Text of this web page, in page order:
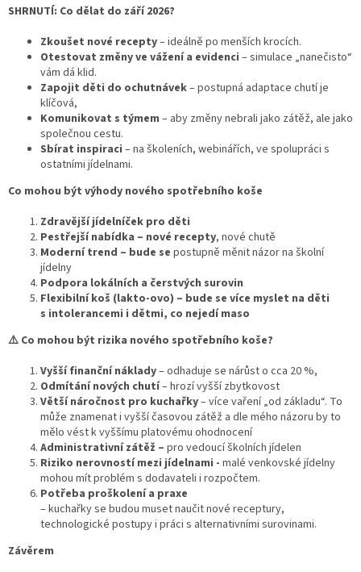
SHRNUTÍ: Co dělat do září 2026?
Zkoušet nové recepty– ideálně po menších krocích.
Otestovat změny ve vážení a evidenci – simulace „nanečisto“
vám dá klid.
Zapojit děti do ochutnávek– postupná adaptace chutí je
klíčová,
Komunikovat s týmem – aby změny nebrali jako zátěž, ale jako
společnou cestu.
Sbírat inspiraci – na školeních, webinářích, ve spolupráci s
ostatními jídelnami.
Co mohou být výhody nového spotřebního koše
Zdravější jídelníček pro děti
Pestřejší nabídka – nové recepty, nové chutě
Moderní trend – bude se postupně měnit názor na školní
jídelny
Podpora lokálních a čerstvých surovin
Flexibilní koš (lakto-ovo) – bude se více myslet na děti
s intolerancemi i dětmi, co nejedí maso
⚠️ Co mohou být rizika nového spotřebního koše?
Vyšší finanční náklady– odhaduje se nárůst o cca 20 %,
Odmítání nových chutí– hrozí vyšší zbytkovost
Větší náročnost pro kuchařky– více vaření „od základu“. To
může znamenat i vyšší časovou zátěž a dle mého názoru by to
mělo vést k vyššímu platovému ohodnocení
Administrativní zátěž – pro vedoucí školních jídelen
Riziko nerovností mezi jídelnami - malé venkovské jídelny
mohou mít problém s dodavateli i rozpočtem.
Potřeba proškolení a praxe
– kuchařky se budou muset naučit nové receptury,
technologické postupy i práci s alternativními surovinami.
Závěrem